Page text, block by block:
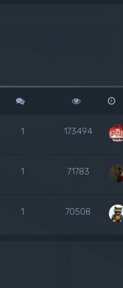
1 173494
1 71783
1 70508